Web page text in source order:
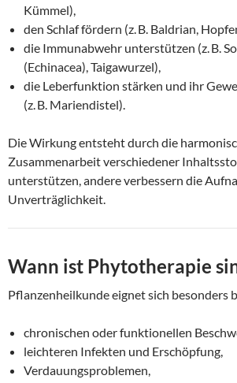
Kümmel),
den Schlaf fördern (z. B. Baldrian,
die Immunabwehr unterstützen (z. B.
(Echinacea), Taigawurzel),
die Leberfunktion stärken und ihr
(z. B. Mariendistel).
Die Wirkung entsteht durch die
Zusammenarbeit verschiedener
unterstützen, andere verbessern die
Unverträglichkeit.
Wann ist Phytotherapie
Pflanzenheilkunde eignet sich besonders
chronischen oder funktionellen
leichteren Infekten und Erschöpfung,
Verdauungsproblemen,